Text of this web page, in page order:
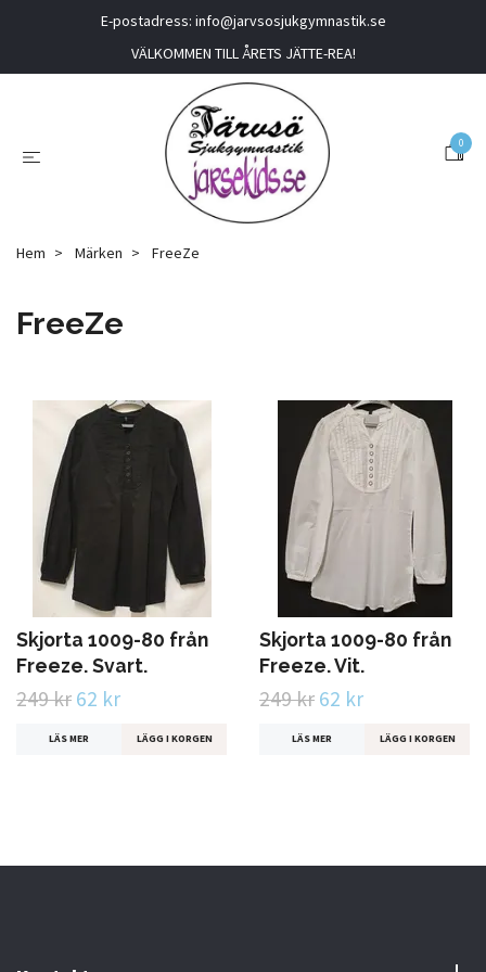
E-postadress: info@jarvsosjukgymnastik.se
VÄLKOMMEN TILL ÅRETS JÄTTE-REA!
0
Hem Märken FreeZe
FreeZe
Skjorta 1009-80 från
Freeze. Svart.
249 kr 62 kr
LÄS MER LÄGG I KORGEN
Skjorta 1009-80 från
Freeze. Vit.
249 kr 62 kr
LÄS MER LÄGG I KORGEN